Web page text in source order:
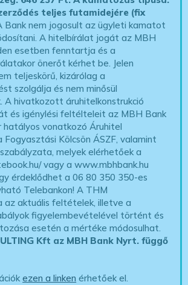
teljes futamidejére (fix
Bank nem jogosult az ügyleti kamatot
A hitelbírálat jogát az MBH
esetben fenntartja és a
önerőt kérhet be. Jelen
teljeskörű, kizárólag a
szolgálja és nem minősül
A hivatkozott áruhitelkonstrukció
és igénylési feltélteleit az MBH Bank
hatályos vonatkozó Áruhitel
Fogyasztási Kölcsön ÁSZF, valamint
melyek elérhetőek a
vagy a www.mbhbank.hu
érdeklődhet a 06 80 350 350-es
Telebankon! A THM
az aktuális feltételek, illetve a
figyelembevételével történt és
esetén a mértéke módosulhat.
Kft az MBH Bank Nyrt. függő
ezen a linken érhetőek el.